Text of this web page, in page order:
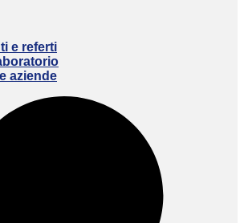
e referti
aziende